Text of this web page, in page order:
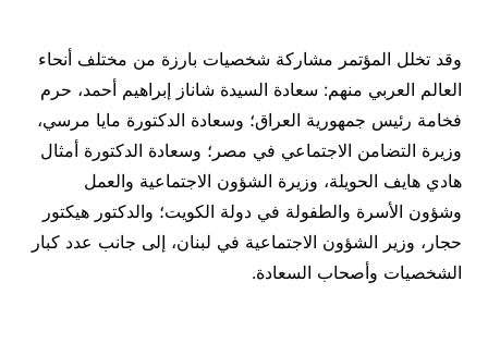
وقد تخلل المؤتمر مشاركة شخصيات بارزة من مختلف أنحاء
العالم العربي منهم: سعادة السيدة شاناز إبراهيم أحمد، حرم
فخامة رئيس جمهورية العراق؛ وسعادة الدكتورة مايا مرسي،
وزيرة التضامن الاجتماعي في مصر؛ وسعادة الدكتورة أمثال
هادي هايف الحويلة، وزيرة الشؤون الاجتماعية والعمل
وشؤون الأسرة والطفولة في دولة الكويت؛ والدكتور هيكتور
حجار، وزير الشؤون الاجتماعية في لبنان، إلى جانب عدد كبار
الشخصيات وأصحاب السعادة.